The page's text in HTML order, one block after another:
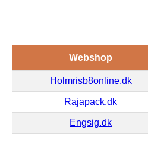
Webshop
Holmrisb8online.dk
Rajapack.dk
Engsig.dk